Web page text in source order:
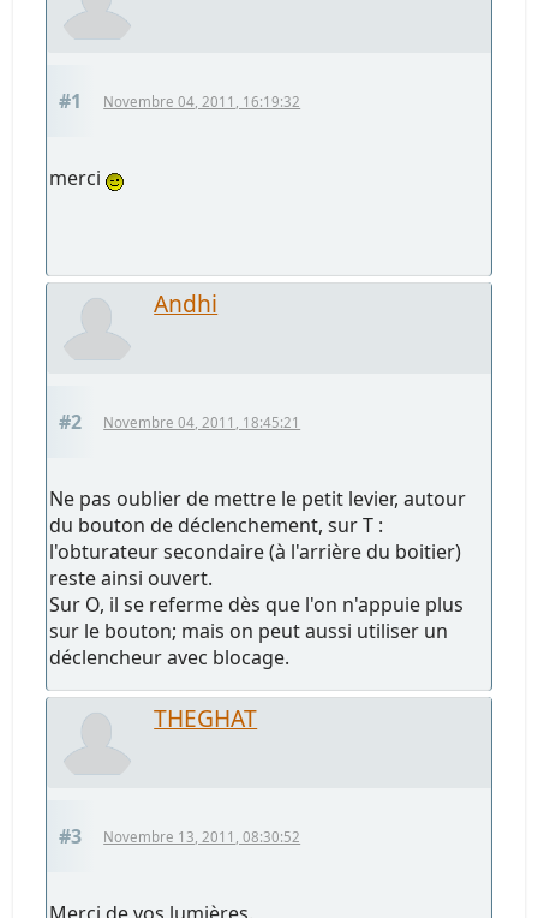
#1 Novembre 04, 2011, 16:19:32
merci
Andhi
#2 Novembre 04, 2011, 18:45:21
Ne pas oublier de mettre le petit levier, autour
du bouton de déclenchement, sur T :
l'obturateur secondaire (à l'arrière du boitier)
reste ainsi ouvert.
Sur O, il se referme dès que l'on n'appuie plus
sur le bouton; mais on peut aussi utiliser un
déclencheur avec blocage.
THEGHAT
#3 Novembre 13, 2011, 08:30:52
Merci de vos lumières.